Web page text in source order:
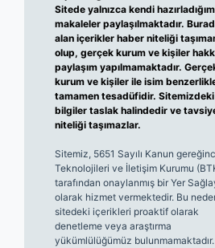
Sitede yalnızca kendi
makaleler paylaşılmaktadır.
alan içerikler haber niteliği
olup, gerçek kurum ve kişiler
paylaşım yapılmamaktadır.
kurum ve kişiler ile isim
tamamen tesadüfidir. Sitemizdeki
bilgiler taslak halindedir ve
niteliği taşımazlar.
Sitemiz, 5651 Sayılı Kanun
Teknolojileri ve İletişim Kurumu
tarafından onaylanmış bir Yer
olarak hizmet vermektedir. Bu
sitedeki içerikleri proaktif olarak
denetleme veya araştırma
yükümlülüğümüz bulunmamaktadır.